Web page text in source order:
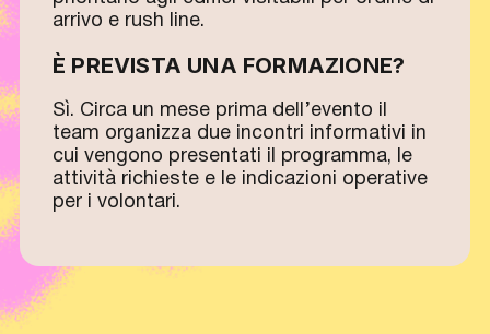
arrivo e rush line.
È PREVISTA UNA FORMAZIONE?
Sì. Circa un mese prima dell’evento il
team organizza due incontri informativi in
cui vengono presentati il programma, le
attività richieste e le indicazioni operative
per i volontari.